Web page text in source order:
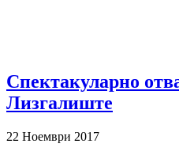
Спектакуларно
Лизгалиште
22 Ноември 2017